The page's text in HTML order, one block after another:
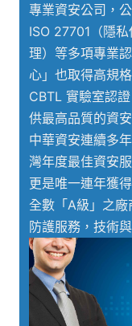
專業資安公司，
ISO 27701（隱
理）等多項專業
心」也取得高規
CBTL 實驗室認
供最高品質的資
中華資安連續多
灣年度最佳資安
更是唯一連年獲
全數「A級」之
防護服務，技術